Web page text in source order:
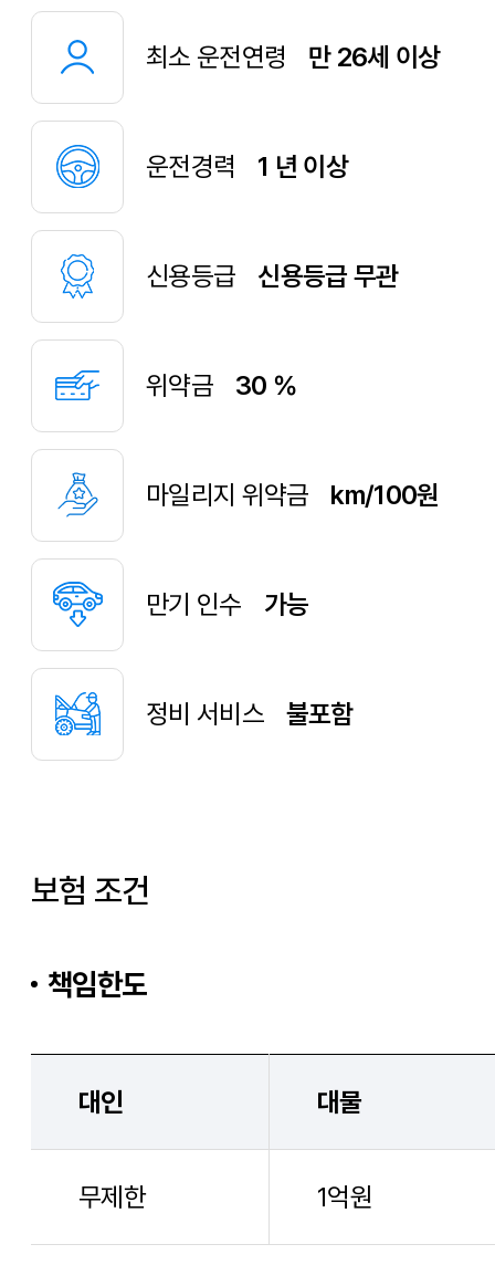
운전경력 1 년 이상
신용등급 신용등급 무관
위약금 30 %
마일리지 위약금
만기 인수 가능
정비 서비스 불포함
책임한도
대인
무제한 1억원
면책금